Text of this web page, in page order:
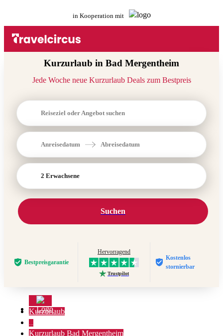
in Kooperation mit
Kurzurlaub in Bad Mergentheim
Jede Woche neue Kurzurlaub Deals zum Bestpreis
Reiseziel oder Angebot suchen
Anreisedatum Abreisedatum
2 Erwachsene
Suchen
Bestpreis­garantie
Hervorragend
Trustpilot
Kostenlos
stornierbar
Kurzurlaub
...
Kurzurlaub Bad Mergentheim